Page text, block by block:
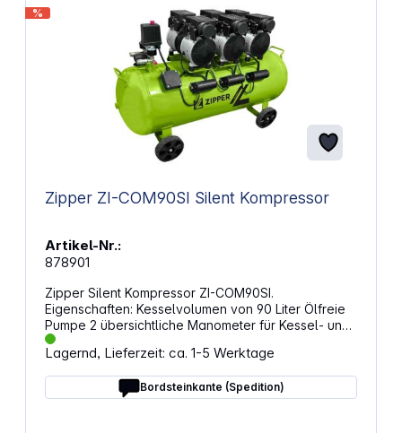
%
Zipper ZI-COM90SI Silent Kompressor
Artikel-Nr.:
878901
Zipper Silent Kompressor ZI-COM90SI.
Eigenschaften: Kesselvolumen von 90 Liter Ölfreie
Pumpe 2 übersichtliche Manometer für Kessel- und
Arbeitsdruck Entwässerungsventil im Kesselboden
Fahrgestell Schnellkupplung für eine Vielzahl von
Druckluftwerkzeugen Geringer Geräuschpegel von
Lagernd, Lieferzeit: ca. 1-5 Werktage
Bordsteinkante (Spedition)